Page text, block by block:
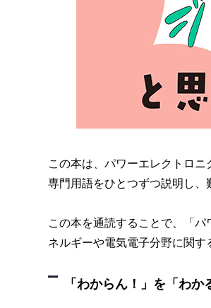
この本は、パワーエレクトロニ
専門用語をひとつずつ説明し、
この本を通読することで、「
ネルギーや電気電子分野に関す
「わからん！」を「わか